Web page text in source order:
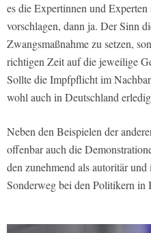
es die Expertinnen und
vorschlagen, dann ja. Der Sinn
Zwangsmaßnahme zu setzen,
richtigen Zeit auf die jeweilige
Sollte die Impfpflicht im
wohl auch in Deutschland
Neben den Beispielen der
offenbar auch die
den zunehmend als autoritär
Sonderweg bei den Politikern